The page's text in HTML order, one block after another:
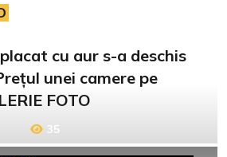
cu aur s-a deschis
unei camere pe
FOTO
35